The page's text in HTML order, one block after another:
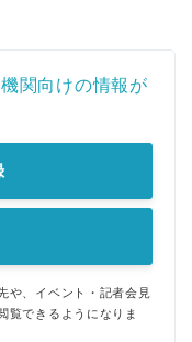
関向けの情報が
や、イベント・記者会見
覧できるようになりま